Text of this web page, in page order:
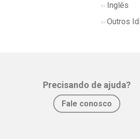
Inglês
Outros
Precisando de ajuda?
Fale conosco